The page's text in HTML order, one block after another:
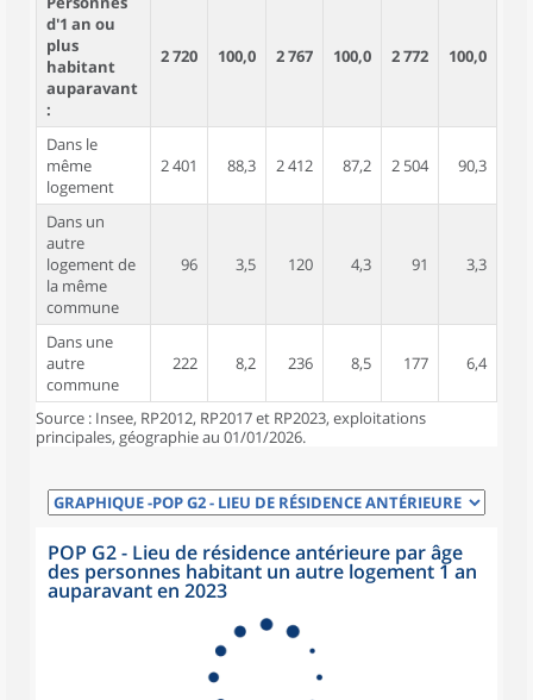
d'1 an ou
plus
habitant
auparavant
:
2 720 100,0 2 767 100,0 2 772 100,0
Dans le
même
logement
2 401 88,3 2 412 87,2 2 504 90,3
Dans un
autre
logement de
la même
commune
96 3,5 120 4,3 91 3,3
Dans une
autre
commune
222 8,2 236 8,5 177 6,4
Source : Insee, RP2012, RP2017 et RP2023, exploitations
principales, géographie au 01/01/2026.
POP G2 - Lieu de résidence antérieure par âge
des personnes habitant un autre logement 1 an
auparavant en 2023